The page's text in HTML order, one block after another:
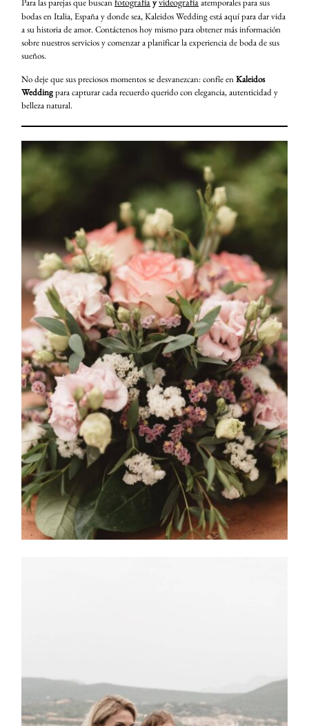
Para las parejas que buscan y
atemporales para sus
bodas en Italia, España y donde sea, Kaleidos Wedding está aquí para dar vida
a su historia de amor. Contáctenos hoy mismo para obtener más información
sobre nuestros servicios y comenzar a planificar la experiencia de boda de sus
sueños.
No deje que sus preciosos momentos se desvanezcan: confíe enKaleidos
Weddingpara capturar cada recuerdo querido con elegancia, autenticidad y
belleza natural.